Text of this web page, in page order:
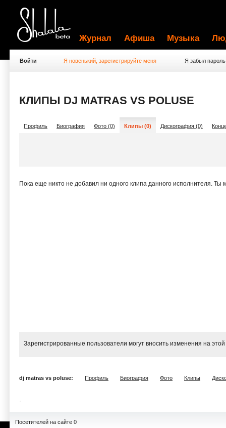
Журнал Афиша Музыка
Войти Я новенький, зарегистрируйте меня Я забыл пароль
КЛИПЫ DJ MATRAS VS POLUSE
Профиль Биография Фото (0) Клипы (0) Дискография (0)
Пока еще никто не добавил ни одного клипа данного исполнителя.
Зарегистрированные пользователи могут вносить изменения на
dj matras vs poluse: Профиль Биография Фото Клипы
Посетителей на сайте 0